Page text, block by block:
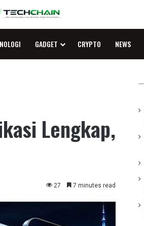
GADGET CRYPTO NEWS
Lengkap,
27 7 minutes read